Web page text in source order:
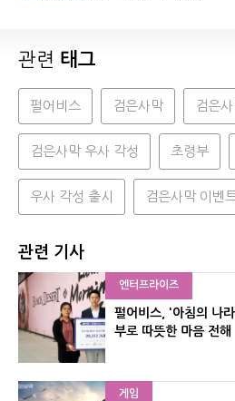
관련 태그
펄어비스 검은사막 검은
검은사막 우사 각성 초령부
우사 각성 출시 검은사막 이벤
관련 기사
엔터프라이즈
펄어비스, '아침의 나
부로 따뜻한 마음 전해
게임